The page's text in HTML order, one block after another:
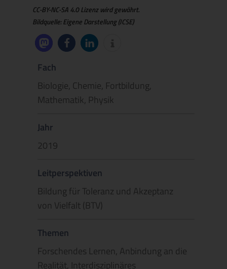
CC-BY-NC-SA 4.0 Lizenz wird gewährt.
Bildquelle: Eigene Darstellung (ICSE)
Fach
Biologie, Chemie, Fortbildung,
Mathematik, Physik
Jahr
2019
Leitperspektiven
Bildung für Toleranz und Akzeptanz
von Vielfalt (BTV)
Themen
Forschendes Lernen, Anbindung an die
Realität, Interdisziplinäres